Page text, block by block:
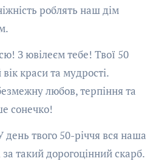
роблять наш дім
З ювілеєм тебе! Твої 50
краси та мудрості.
любов, терпіння та
сонечко!
твого 50-річчя вся наша
такий дорогоцінний скарб.